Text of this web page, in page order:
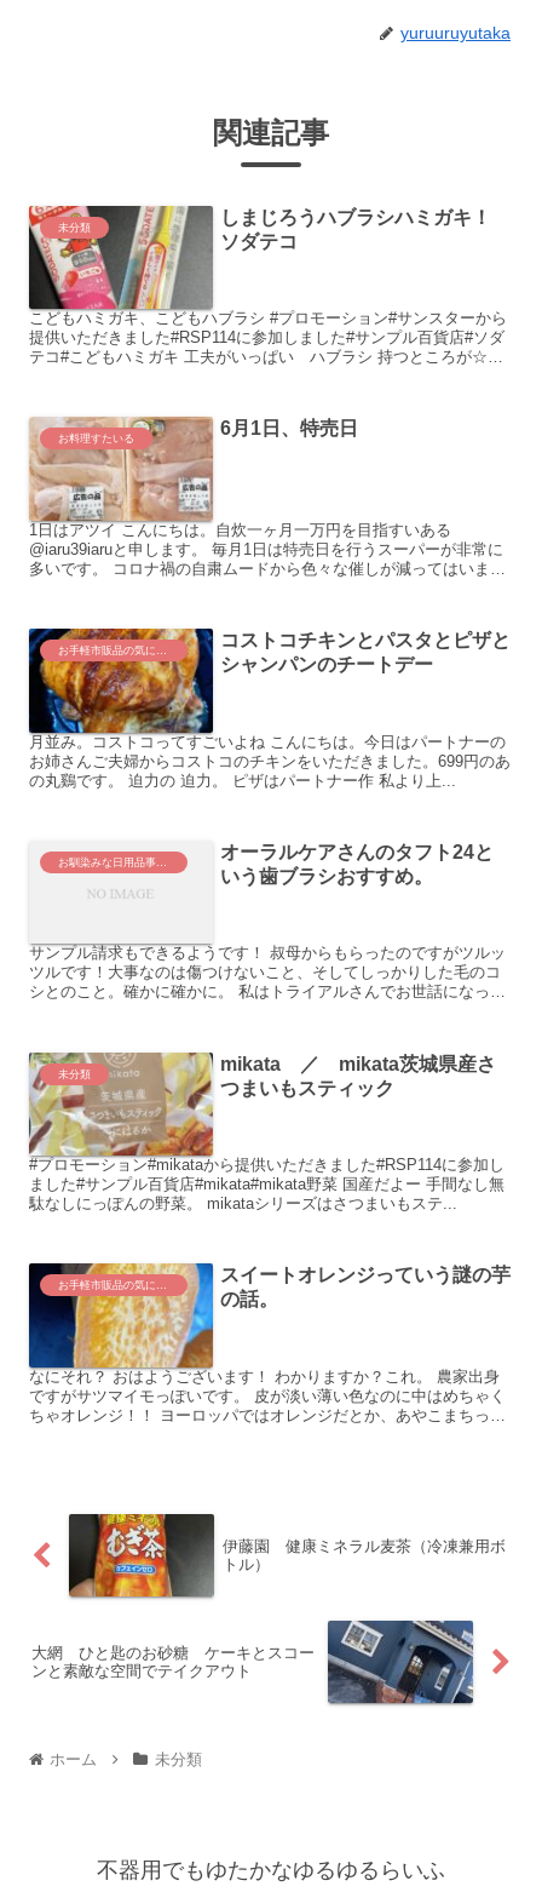
yuruuruyutaka
関連記事
未分類
しまじろうハブラシハミガキ！
ソダテコ
こどもハミガキ、こどもハブラシ #プロモーション#サンスターから
提供いただきました#RSP114に参加しました#サンプル百貨店#ソダ
テコ#こどもハミガキ 工夫がいっぱい ハブラシ 持つところが☆マ
お料理すたいる 6月1日、特売日
1日はアツイ こんにちは。自炊一ヶ月一万円を目指すいある
@iaru39iaruと申します。 毎月1日は特売日を行うスーパーが非常に
多いです。 コロナ禍の自粛ムードから色々な催しが減ってはいます
お手軽市販品の気になる実食レポート
コストコチキンとパスタとピザと
シャンパンのチートデー
月並み。コストコってすごいよね こんにちは。今日はパートナーの
お姉さんご夫婦からコストコのチキンをいただきました。699円のあ
の丸鷄です。 迫力の 迫力。 ピザはパートナー作 私より上...
オーラルケアさんのタフト24と
いう歯ブラシおすすめ。
サンプル請求もできるようです！ 叔母からもらったのですがツルッ
ツルです！大事なのは傷つけないこと、そしてしっかりした毛のコ
シとのこと。確かに確かに。 私はトライアルさんでお世話になって
未分類
mikata ／ mikata茨城県産さ
つまいもスティック
#プロモーション#mikataから提供いただきました#RSP114に参加し
ました#サンプル百貨店#mikata#mikata野菜 国産だよー 手間なし無
駄なしにっぽんの野菜。 mikataシリーズはさつまいもステ...
お手軽市販品の気になる実食レポート
スイートオレンジっていう謎の芋
の話。
なにそれ？ おはようございます！ わかりますか？これ。 農家出身
ですがサツマイモっぽいです。 皮が淡い薄い色なのに中はめちゃく
ちゃオレンジ！！ ヨーロッパではオレンジだとか、あやこまちって
伊藤園 健康ミネラル麦茶（冷凍兼用ボ
トル）
大網 ひと匙のお砂糖 ケーキとスコー
ンと素敵な空間でテイクアウト
ホーム 未分類
不器用でもゆたかなゆるゆるらいふ